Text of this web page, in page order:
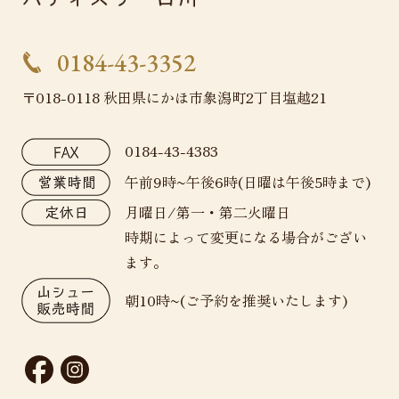
0184-43-3352
〒018-0118 秋田県にかほ市象潟町2丁目塩越21
0184-43-4383
午前9時~午後6時(日曜は午後5時まで)
月曜日/第一・第二火曜日
時期によって変更になる場合がござい
ます。
朝10時~(ご予約を推奨いたします)